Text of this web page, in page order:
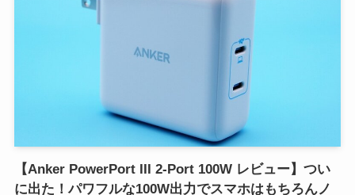
【Anker PowerPort III 2-Port 100W レビュー】つい
に出た！パワフルな100W出力でスマホはもちろんノ